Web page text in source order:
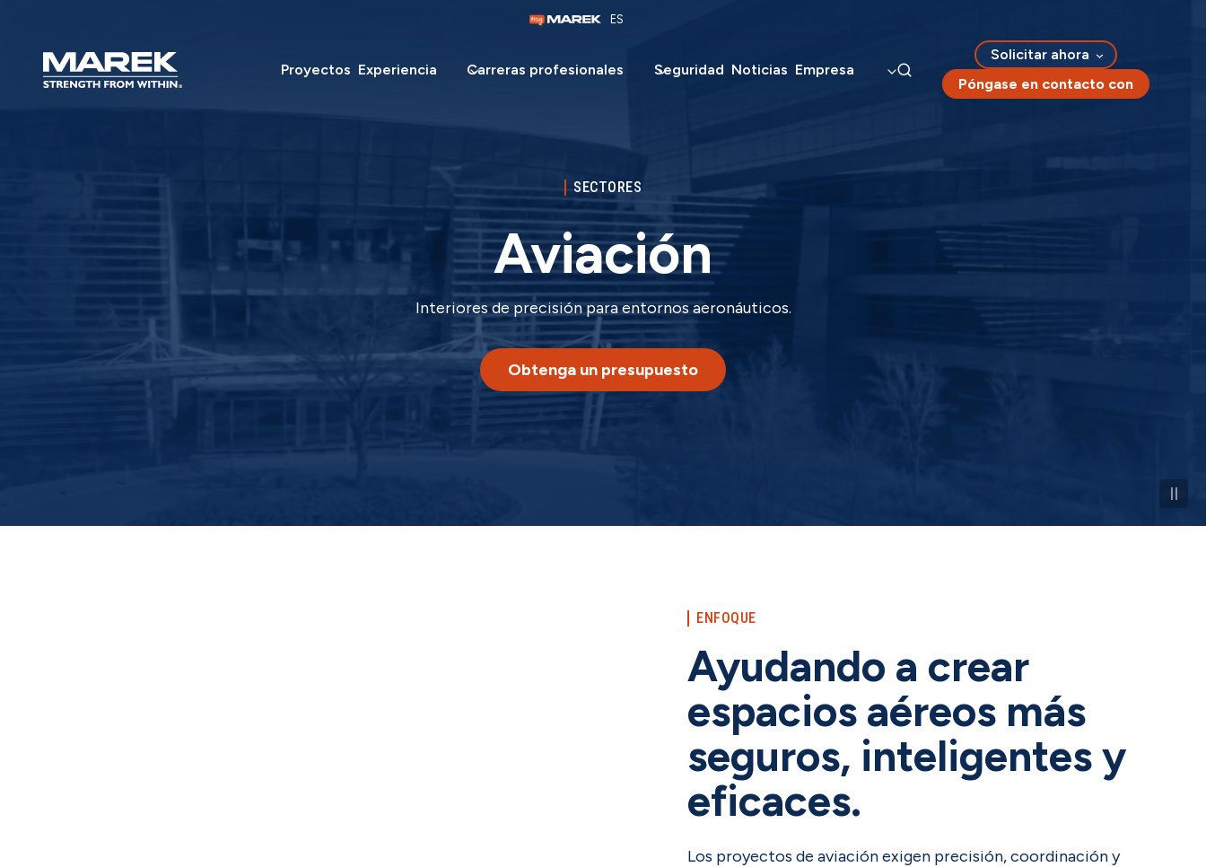
ES
Proyectos Experiencia Carreras profesionales Seguridad Noticias Empresa
Solicitar ahora
Póngase en contacto con
SECTORES
Aviación
Interiores de precisión para entornos aeronáuticos.
Obtenga un presupuesto
ENFOQUE
Ayudando a crear
espacios aéreos más
seguros, inteligentes y
eficaces.
Los proyectos de aviación exigen precisión, coordinación y